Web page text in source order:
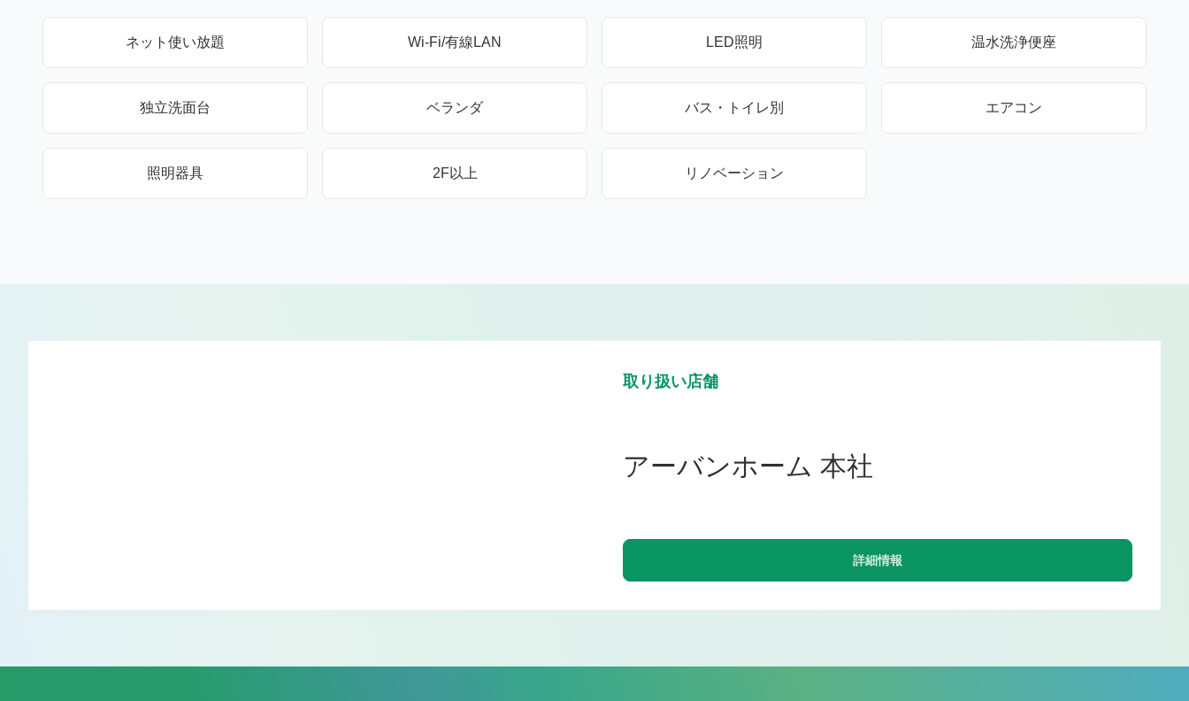
ネット使い放題 Wi-Fi/有線LAN LED照明 温水洗浄便座
独立洗面台 ベランダ バス・トイレ別 エアコン
照明器具 2F以上 リノベーション
取り扱い店舗
アーバンホーム 本社
詳細情報